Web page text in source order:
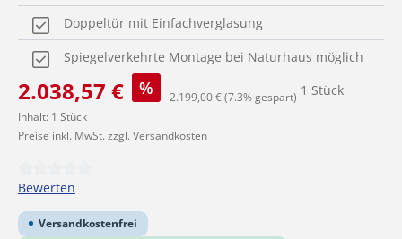
Doppeltür mit Einfachverglasung
Spiegelverkehrte Montage bei Naturhaus möglich
Verkaufspreis:
2.038,57 € % Regulärer Preis:
2.199,00 €(7.3% gespart) 1 Stück
Inhalt: 1 Stück
Preise inkl. MwSt. zzgl. Versandkosten
Durchschnittliche Bewertung von 0 von 5 Sternen
Bewerten
Versandkostenfrei